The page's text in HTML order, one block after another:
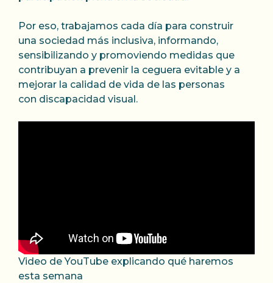
Por eso, trabajamos cada día para construir
una sociedad más inclusiva, informando,
sensibilizando y promoviendo medidas que
contribuyan a prevenir la ceguera evitable y a
mejorar la calidad de vida de las personas
con discapacidad visual.
Video de YouTube explicando qué haremos
esta semana